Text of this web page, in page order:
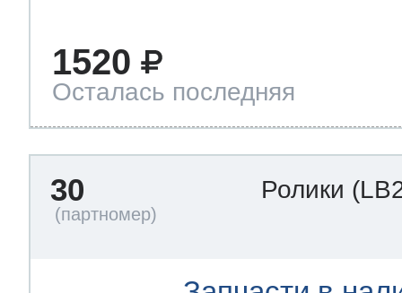
1520
Осталась последняя
30 Ролики